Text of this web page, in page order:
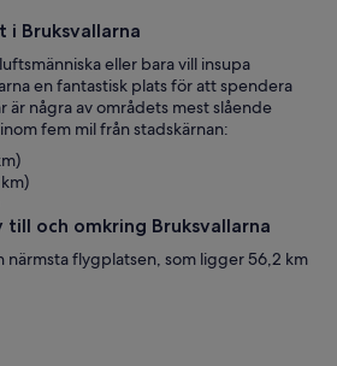
i Bruksvallarna
eller bara vill insupa
en fantastisk plats för att spendera
är några av områdets mest slående
fem mil från stadskärnan:
och omkring Bruksvallarna
närmsta flygplatsen, som ligger 56,2 km